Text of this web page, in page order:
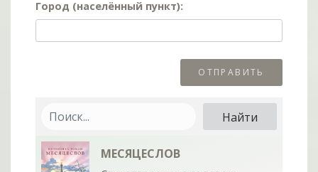
Город (населённый пункт):
МЕСЯЦЕСЛОВ